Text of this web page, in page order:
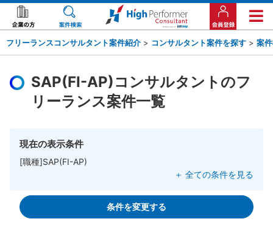
フリーランスコンサルタント案件紹介 > コンサルタント案件を探す > 案
SAP(FI-AP)コンサルタントのフ
リーランス案件一覧
現在の表示条件
[職種]SAP(FI-AP)
＋ 全ての条件を見る
条件を変更する